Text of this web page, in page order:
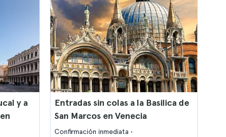
y a
Entradas sin colas a la Basilica de
San Marcos en Venecia
Confirmación inmediata